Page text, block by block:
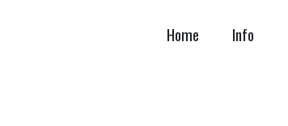
Home Info